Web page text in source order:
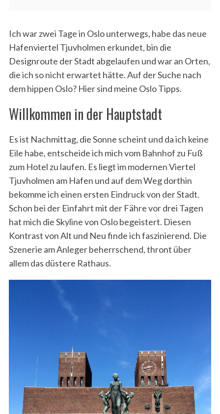
Ich war zwei Tage in Oslo unterwegs, habe das neue
Hafenviertel Tjuvholmen erkundet, bin die
Designroute der Stadt abgelaufen und war an Orten,
die ich so nicht erwartet hätte. Auf der Suche nach
dem hippen Oslo? Hier sind meine Oslo Tipps.
Willkommen in der Hauptstadt
Es ist Nachmittag, die Sonne scheint und da ich keine
Eile habe, entscheide ich mich vom Bahnhof zu Fuß
zum Hotel zu laufen. Es liegt im modernen Viertel
Tjuvholmen am Hafen und auf dem Weg dorthin
bekomme ich einen ersten Eindruck von der Stadt.
Schon bei der Einfahrt mit der Fähre vor drei Tagen
hat mich die Skyline von Oslo begeistert. Diesen
Kontrast von Alt und Neu finde ich faszinierend. Die
Szenerie am Anleger beherrschend, thront über
allem das düstere Rathaus.